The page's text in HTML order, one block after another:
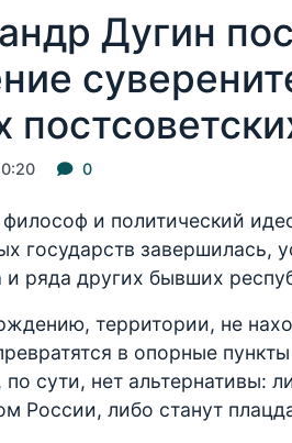
Дугин
0
и политический
государств завершилась,
и ряда других бывших
территории, не
в опорные
по сути, нет альтернативы:
России, либо станут